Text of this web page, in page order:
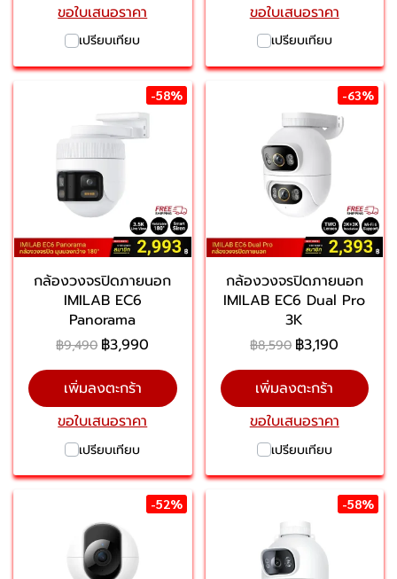
ขอใบเสนอราคา
เปรียบเทียบ
ขอใบเสนอราคา
เปรียบเทียบ
-58%
กล้องวงจรปิดภายนอก
IMILAB EC6
Panorama
฿9,490 ฿3,990
เพิ่มลงตะกร้า
ขอใบเสนอราคา
เปรียบเทียบ
-63%
กล้องวงจรปิดภายนอก
IMILAB EC6 Dual Pro
3K
฿8,590 ฿3,190
เพิ่มลงตะกร้า
ขอใบเสนอราคา
เปรียบเทียบ
-52% -58%